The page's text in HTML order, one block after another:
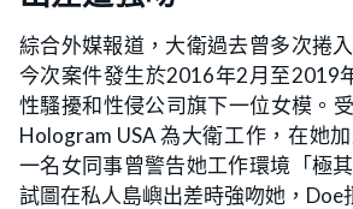
綜合外媒報道，大衛過去曾多次捲
今次案件發生於2016年2月至2019
性騷擾和性侵公司旗下一位女模。
Hologram USA 為大衛工作，在她
一名女同事曾警告她工作環境「極
試圖在私人島嶼出差時強吻她，Doe